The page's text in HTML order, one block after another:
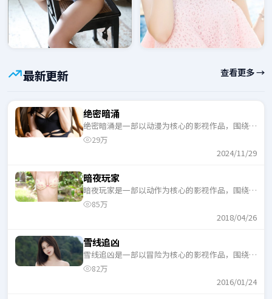
最新更新 查看更多 →
绝密暗涌
绝密暗涌是一部以动漫为核心的影视作品，围绕危
机、反转与人物成长展开，整体节奏紧凑，适合一
29万
2024/11/29
暗夜玩家
暗夜玩家是一部以动作为核心的影视作品，围绕危
机、反转与人物成长展开，整体节奏紧凑，适合一
85万
2018/04/26
雪线追凶
雪线追凶是一部以冒险为核心的影视作品，围绕危
机、反转与人物成长展开，整体节奏紧凑，适合一
82万
2016/01/24